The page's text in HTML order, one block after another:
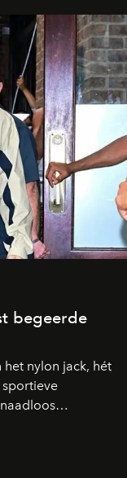
begeerde
nylon jack, hét